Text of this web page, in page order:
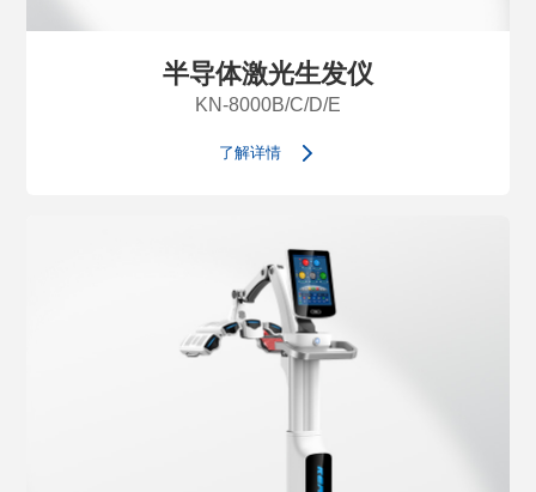
半导体激光生发仪
KN-8000B/C/D/E
了解详情